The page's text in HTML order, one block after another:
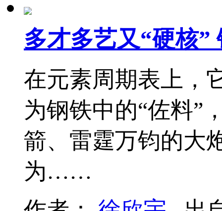
多才多艺又“硬核”
在元素周期表上，
为钢铁中的“佐料”
箭、雷霆万钧的大
为……